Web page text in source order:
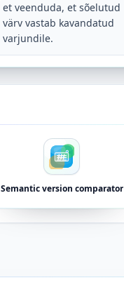
et veenduda, et sõelutud
värv vastab kavandatud
varjundile.
Semantic version comparator